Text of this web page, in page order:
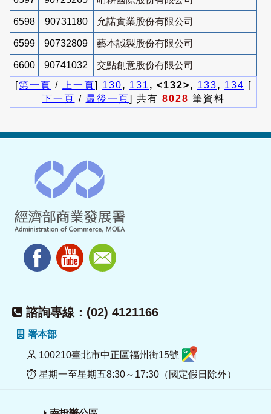
6598 90731180 允諾實業股份有限公司
6599 90732809 藝本誠製股份有限公司
6600 90741032
交點創意股份有限公司
[第一頁 / 上一頁] 130, 131 , <132>, 133, 134 [
下一頁 / 最後一頁] 共有 8028 筆資料
諮詢專線：(02) 4121166
署本部
100210臺北市中正區福州街15號
星期一至星期五8:30～17:30（國定假日除外）